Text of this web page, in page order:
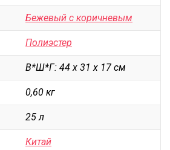
Пеналы для школы
Новинки
Багаж
Чемоданы оптом
Чемоданы на колесах
Чемоданы детские
Пилоты на колесах
Бежевый с коричневым
Полиэстер
В*Ш*Г: 44 х 31 х 17 см
0,60 кг
25 л
Китай